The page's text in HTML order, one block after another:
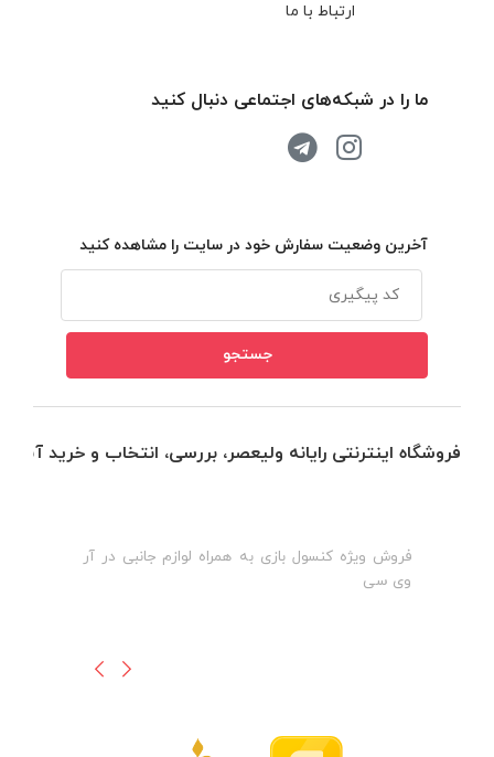
ارتباط با ما
ما را در شبکه‌های اجتماعی دنبال کنید
آخرین وضعیت سفارش خود در سایت را مشاهده کنید
فروشگاه اینترنتی رایانه ولیعصر، بررسی، انتخاب و خرید
فروش ویژه کنسول بازی به همراه لوازم جانبی در آر
وی سی